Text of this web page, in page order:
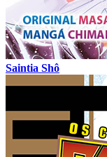
Saintia Shô